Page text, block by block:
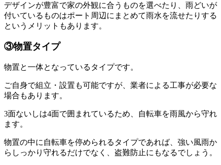
デザインが豊富で家の外観に合うものを選べたり、雨どいが
付いているものはポート周辺にまとめて雨水を流せたりする
というメリットもあります。
③物置タイプ
物置と一体となっているタイプです。
ご自身で組立・設置も可能ですが、業者による工事が必要な
場合もあります。
3面ないしは4面で囲まれているため、自転車を雨風から守れ
ます。
物置の中に自転車を停められるタイプであれば、強い風雨か
らしっかり守れるだけでなく、盗難防止にもなるでしょう。